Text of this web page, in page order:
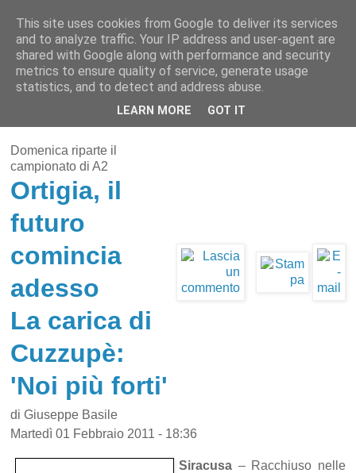
Pippo Bufardeci
La politica a Siracusa e dintorni
mercoledì 2 febbraio 2011
Domenica riparte il
campionato di A2
Ortigia, il
futuro
comincia
adesso
La carica di
Cuzzupè:
'Noi più forti'
di Giuseppe Basile
Martedì 01 Febbraio 2011 - 18:36
Siracusa – Racchiuso nelle
This site uses cookies from Google to deliver its services
and to analyze traffic. Your IP address and user-agent are
shared with Google along with performance and security
metrics to ensure quality of service, generate usage
statistics, and to detect and address abuse.
LEARN MORE GOT IT